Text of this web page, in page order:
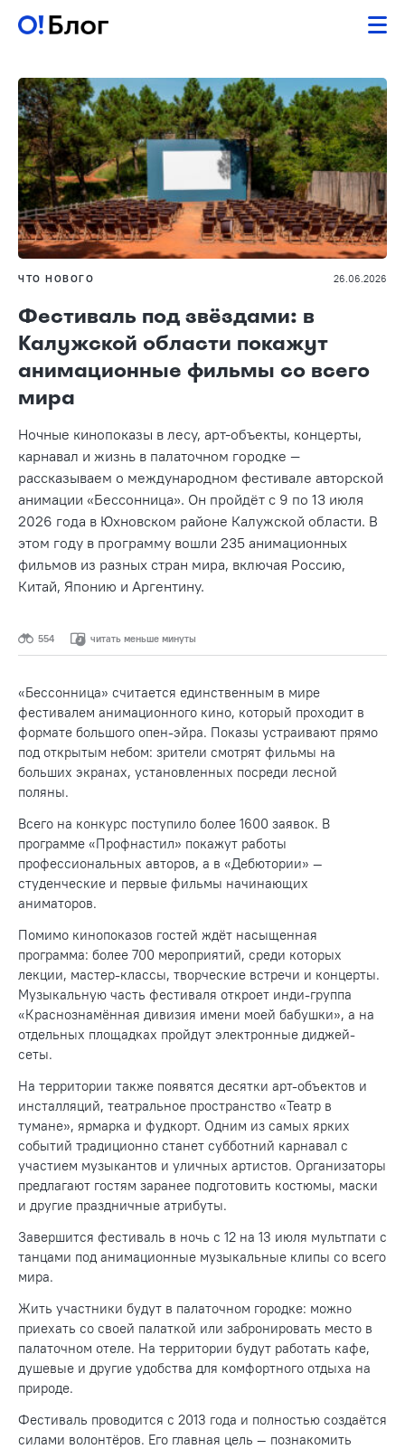
ЧТО НОВОГО 26.06.2026
Фестиваль под звёздами: в
Калужской области покажут
анимационные фильмы со всего
мира
Ночные кинопоказы в лесу, арт-объекты, концерты,
карнавал и жизнь в палаточном городке —
рассказываем о международном фестивале авторской
анимации «Бессонница». Он пройдёт с 9 по 13 июля
2026 года в Юхновском районе Калужской области. В
этом году в программу вошли 235 анимационных
фильмов из разных стран мира, включая Россию,
Китай, Японию и Аргентину.
554 читать меньше минуты
«Бессонница» считается единственным в мире
фестивалем анимационного кино, который проходит в
формате большого опен-эйра. Показы устраивают прямо
под открытым небом: зрители смотрят фильмы на
больших экранах, установленных посреди лесной
поляны.
Всего на конкурс поступило более 1600 заявок. В
программе «Профнастил» покажут работы
профессиональных авторов, а в «Дебютории» —
студенческие и первые фильмы начинающих
аниматоров.
Помимо кинопоказов гостей ждёт насыщенная
программа: более 700 мероприятий, среди которых
лекции, мастер-классы, творческие встречи и концерты.
Музыкальную часть фестиваля откроет инди-группа
«Краснознамённая дивизия имени моей бабушки», а на
отдельных площадках пройдут электронные диджей-
сеты.
На территории также появятся десятки арт-объектов и
инсталляций, театральное пространство «Театр в
тумане», ярмарка и фудкорт. Одним из самых ярких
событий традиционно станет субботний карнавал с
участием музыкантов и уличных артистов. Организаторы
предлагают гостям заранее подготовить костюмы, маски
и другие праздничные атрибуты.
Завершится фестиваль в ночь с 12 на 13 июля мультпати с
танцами под анимационные музыкальные клипы со всего
мира.
Жить участники будут в палаточном городке: можно
приехать со своей палаткой или забронировать место в
палаточном отеле. На территории будут работать кафе,
душевые и другие удобства для комфортного отдыха на
природе.
Фестиваль проводится с 2013 года и полностью создаётся
силами волонтёров. Его главная цель — познакомить